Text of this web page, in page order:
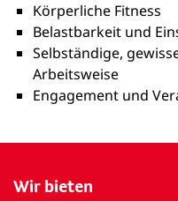
Körperliche Fitness
Belastbarkeit und
Selbständige,
Arbeitsweise
Engagement und
Wir bieten